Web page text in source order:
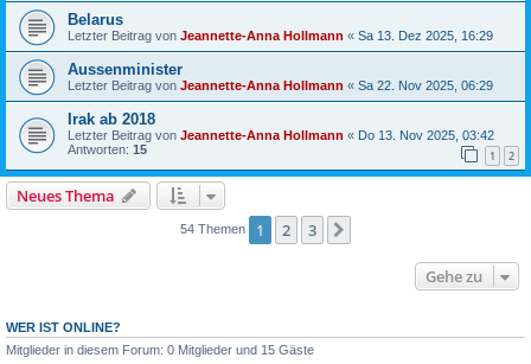
Belarus
Letzter Beitrag von Jeannette-Anna Hollmann « Sa 13. Dez 2025, 16:29
Aussenminister
Letzter Beitrag von Jeannette-Anna Hollmann « Sa 22. Nov 2025, 06:29
Irak ab 2018
Letzter Beitrag von Jeannette-Anna Hollmann « Do 13. Nov 2025, 03:42
Antworten: 15 1 2
Neues Thema
54 Themen 1 2 3
Gehe zu
WER IST ONLINE?
Mitglieder in diesem Forum: 0 Mitglieder und 15 Gäste